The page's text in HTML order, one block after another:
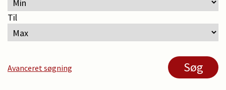
Til
Avanceret søgning